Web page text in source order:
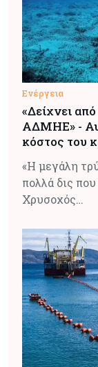
Ενέργεια
«Δείχνει
ΑΔΜΗΕ» -
κόστος του
«Η μεγάλη
πολλά δις
Χρυσοχός…